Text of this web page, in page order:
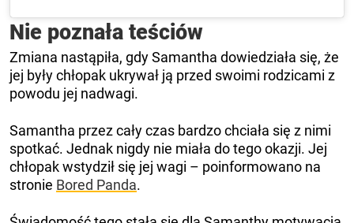
Nie poznała teściów
Zmiana nastąpiła, gdy Samantha dowiedziała się, że
jej były chłopak ukrywał ją przed swoimi rodzicami z
powodu jej nadwagi.
Samantha przez cały czas bardzo chciała się z nimi
spotkać. Jednak nigdy nie miała do tego okazji. Jej
chłopak wstydził się jej wagi – poinformowano na
stronie Bored Panda.